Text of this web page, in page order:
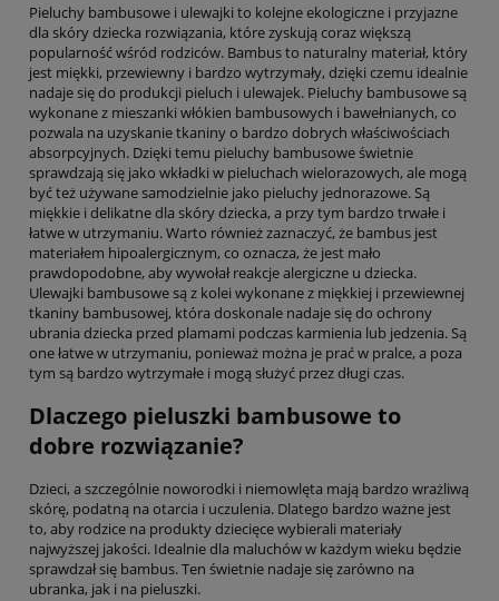
Pieluchy bambusowe i ulewajki to kolejne ekologiczne i przyjazne
dla skóry dziecka rozwiązania, które zyskują coraz większą
popularność wśród rodziców. Bambus to naturalny materiał, który
jest miękki, przewiewny i bardzo wytrzymały, dzięki czemu idealnie
nadaje się do produkcji pieluch i ulewajek. Pieluchy bambusowe są
wykonane z mieszanki włókien bambusowych i bawełnianych, co
pozwala na uzyskanie tkaniny o bardzo dobrych właściwościach
absorpcyjnych. Dzięki temu pieluchy bambusowe świetnie
sprawdzają się jako wkładki w pieluchach wielorazowych, ale mogą
być też używane samodzielnie jako pieluchy jednorazowe. Są
miękkie i delikatne dla skóry dziecka, a przy tym bardzo trwałe i
łatwe w utrzymaniu. Warto również zaznaczyć, że bambus jest
materiałem hipoalergicznym, co oznacza, że jest mało
prawdopodobne, aby wywołał reakcje alergiczne u dziecka.
Ulewajki bambusowe są z kolei wykonane z miękkiej i przewiewnej
tkaniny bambusowej, która doskonale nadaje się do ochrony
ubrania dziecka przed plamami podczas karmienia lub jedzenia. Są
one łatwe w utrzymaniu, ponieważ można je prać w pralce, a poza
tym są bardzo wytrzymałe i mogą służyć przez długi czas.
Dlaczego pieluszki bambusowe to
dobre rozwiązanie?
Dzieci, a szczególnie noworodki i niemowlęta mają bardzo wrażliwą
skórę, podatną na otarcia i uczulenia. Dlatego bardzo ważne jest
to, aby rodzice na produkty dziecięce wybierali materiały
najwyższej jakości. Idealnie dla maluchów w każdym wieku będzie
sprawdzał się bambus. Ten świetnie nadaje się zarówno na
ubranka, jak i na pieluszki.